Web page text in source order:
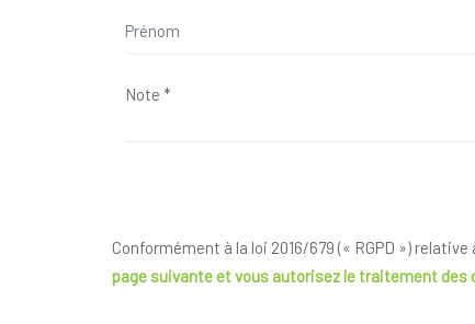
Conformément à la loi 2016/679 (« RGPD »)
page suivanteet vous autorisez le traitement des